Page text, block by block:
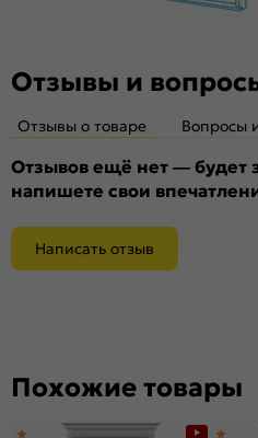
Отзывы и
Отзывы о товаре Вопросы
Отзывов ещё нет — будет
напишете свои
Написать отзыв
Похожие товары